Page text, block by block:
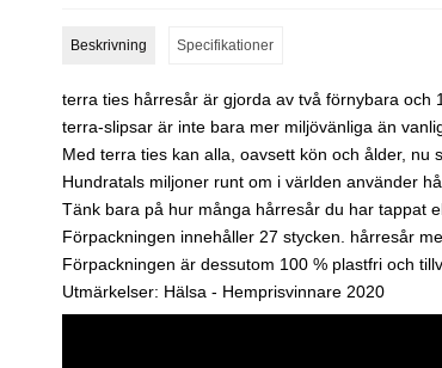
Beskrivning Specifikationer
terra ties hårresår är gjorda av två förnybara och
terra-slipsar är inte bara mer miljövänliga än
Med terra ties kan alla, oavsett kön och ålder, nu
Hundratals miljoner runt om i världen använder
Tänk bara på hur många hårresår du har tappat
Förpackningen innehåller 27 stycken. hårresår
Förpackningen är dessutom 100 % plastfri och
Utmärkelser: Hälsa - Hemprisvinnare 2020